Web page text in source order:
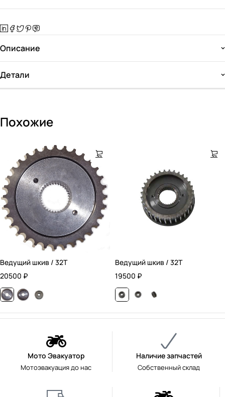
Описание
Детали
Похожие
Ведущий шкив / 32T
20500 ₽
Ведущий шкив / 32T
19500 ₽
Мото Эвакуатор
Мотоэвакуация до нас
Наличие запчастей
Собственный склад